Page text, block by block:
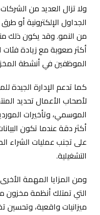
ولا تزال العديد من
الجداول الإلكترونية أو
من النمو. وقد يكون ذلك
أكثر صعوبة مع زيادة
الموظفين في أنشطة
كما تدعم الإدارة الجيدة
لأصحاب الأعمال تحديد
الموسمي، وتأخيرات
أكثر دقة عندما تكون
على تجنب عمليات الشراء
التشغيلية.
ومن المزايا المهمة
التي تمتلك أنظمة مخزون
ميزانيات واقعية، وتحسين